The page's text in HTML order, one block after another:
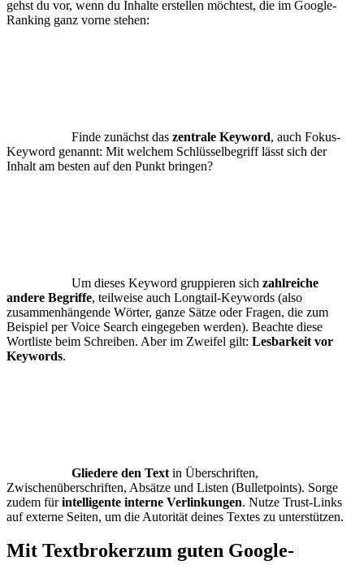
gehst du vor, wenn du Inhalte erstellen möchtest, die im Google-
Ranking ganz vorne stehen:
Finde zunächst das zentrale Keyword, auch Fokus-
Keyword genannt: Mit welchem Schlüsselbegriff lässt sich der
Inhalt am besten auf den Punkt bringen?
Um dieses Keyword gruppieren sich zahlreiche
andere Begriffe, teilweise auch Longtail-Keywords (also
zusammenhängende Wörter, ganze Sätze oder Fragen, die zum
Beispiel per Voice Search eingegeben werden). Beachte diese
Wortliste beim Schreiben. Aber im Zweifel gilt: Lesbarkeit vor
Keywords.
Gliedere den Text in Überschriften,
Zwischenüberschriften, Absätze und Listen (Bulletpoints). Sorge
zudem fürintelligente interne Verlinkungen. Nutze Trust-Links
auf externe Seiten, um die Autorität deines Textes zu unterstützen.
Mit Textbrokerzum guten Google-